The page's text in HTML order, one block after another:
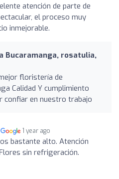
atención de parte de
el proceso muy
inmejorable.
Bucaramanga, rosatulia,
floristería de
Calidad Y cumplimiento
confiar en nuestro trabajo
1 year ago
bastante alto. Atención
sin refrigeración.